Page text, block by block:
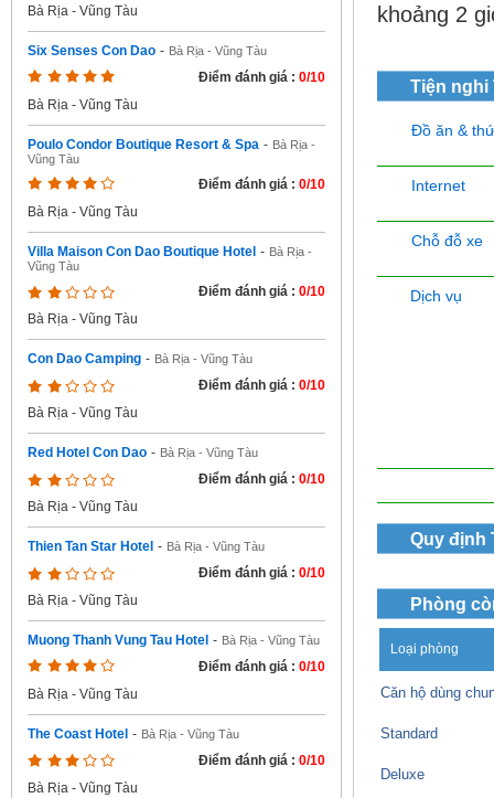
Bà Rịa - Vũng Tàu
Six Senses Con Dao - Bà Rịa - Vũng Tàu
Điểm đánh giá : 0/10
Bà Rịa - Vũng Tàu
Poulo Condor Boutique Resort & Spa - Bà Rịa -
Vũng Tàu
Điểm đánh giá : 0/10
Bà Rịa - Vũng Tàu
Villa Maison Con Dao Boutique Hotel - Bà Rịa -
Vũng Tàu
Điểm đánh giá : 0/10
Bà Rịa - Vũng Tàu
Con Dao Camping - Bà Rịa - Vũng Tàu
Điểm đánh giá : 0/10
Bà Rịa - Vũng Tàu
Red Hotel Con Dao - Bà Rịa - Vũng Tàu
Điểm đánh giá : 0/10
Bà Rịa - Vũng Tàu
Thien Tan Star Hotel - Bà Rịa - Vũng Tàu
Điểm đánh giá : 0/10
Bà Rịa - Vũng Tàu
Muong Thanh Vung Tau Hotel - Bà Rịa - Vũng Tàu
Điểm đánh giá : 0/10
Bà Rịa - Vũng Tàu
The Coast Hotel - Bà Rịa - Vũng Tàu
Điểm đánh giá : 0/10
Bà Rịa - Vũng Tàu
khoảng 2
Tiện nghi
Đồ ăn &
Internet
Chỗ đỗ xe
Dịch vụ
Quy định
Phòng
Loại phòng
Căn hộ dùng
Standard
Deluxe